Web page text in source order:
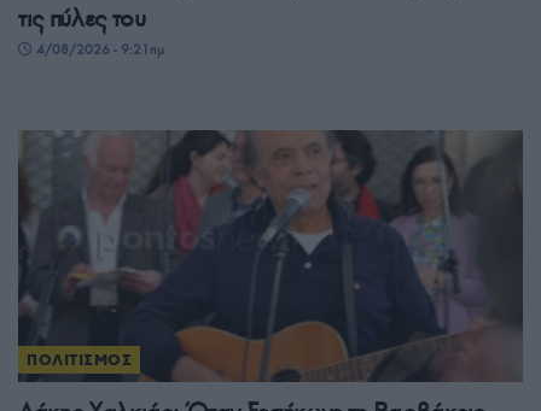
τις πύλες του
4/08/2026 - 9:21πμ
ΠΟΛΙΤΙΣΜΟΣ